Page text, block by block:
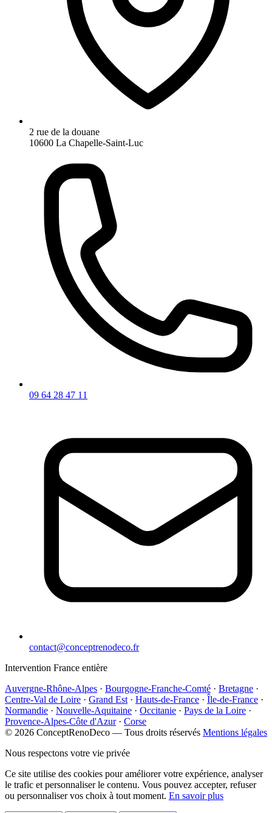
2 rue de la douane
10600 La Chapelle-Saint-Luc
09 64 28 47 11
contact@conceptrenodeco.fr
Intervention France entière
Auvergne-Rhône-Alpes · Bourgogne-Franche-Comté · Bretagne ·
Centre-Val de Loire · Grand Est · Hauts-de-France · Île-de-France ·
Normandie · Nouvelle-Aquitaine · Occitanie · Pays de la Loire ·
Provence-Alpes-Côte d'Azur · Corse
© 2026 ConceptRenoDeco — Tous droits réservés Mentions légales
Nous respectons votre vie privée
Ce site utilise des cookies pour améliorer votre expérience, analyser
le trafic et personnaliser le contenu. Vous pouvez accepter, refuser
ou personnaliser vos choix à tout moment. En savoir plus